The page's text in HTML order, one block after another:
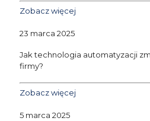
Zobacz więcej
23 marca 2025
Jak technologia automatyzacji
firmy?
Zobacz więcej
5 marca 2025